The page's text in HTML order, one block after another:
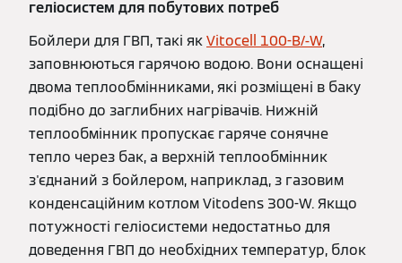
геліосистем для побутових потреб
Бойлери для ГВП, такі якVitocell 100-B/-W,
заповнюються гарячою водою. Вони оснащені
двома теплообмінниками, які розміщені в баку
подібно до заглибних нагрівачів. Нижній
теплообмінник пропускає гаряче сонячне
тепло через бак, а верхній теплообмінник
з'єднаний з бойлером, наприклад, з газовим
конденсаційним котлом Vitodens 300-W. Якщо
потужності геліосистеми недостатньо для
доведення ГВП до необхідних температур, блок